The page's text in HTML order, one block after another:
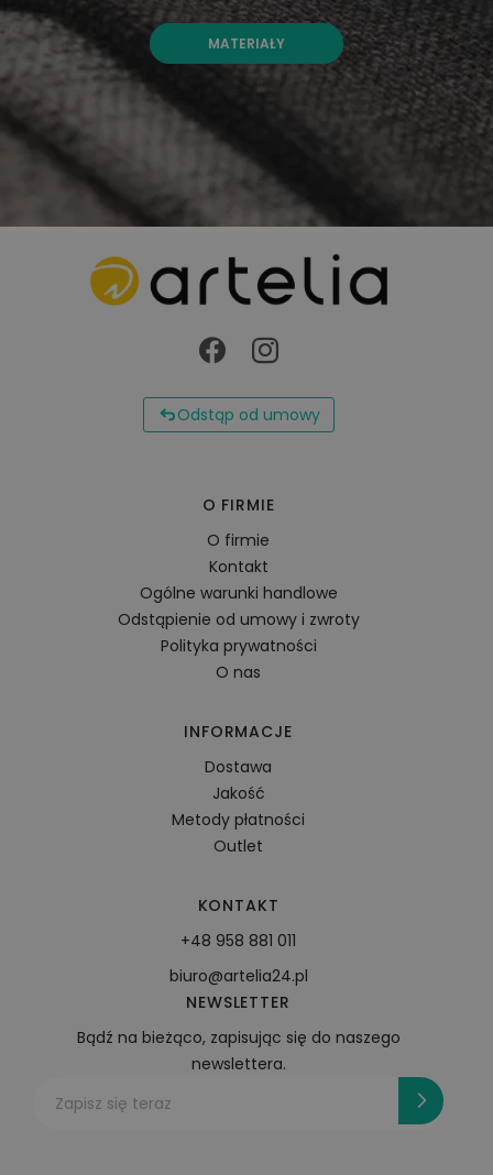
MATERIAŁY
Odstąp od umowy
O FIRMIE
O firmie
Kontakt
Ogólne warunki handlowe
Odstąpienie od umowy i zwroty
Polityka prywatności
O nas
INFORMACJE
Dostawa
Jakość
Metody płatności
Outlet
KONTAKT
+48 958 881 011
biuro@artelia24.pl
NEWSLETTER
Bądź na bieżąco, zapisując się do naszego
newslettera.
Zapisz się teraz